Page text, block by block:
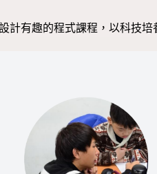
計有趣的程式課程，以科技